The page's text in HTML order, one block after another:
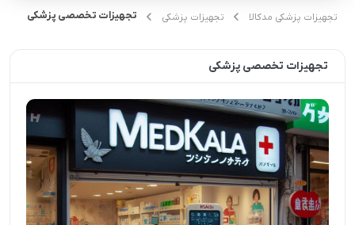
تجهیزات پزشکی مدکالا تجهیزات پزشکی تجهیزات تخصصی پزشکی
تجهیزات تخصصی پزشکی